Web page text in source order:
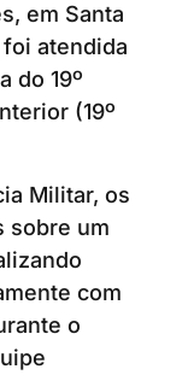
em Santa
foi atendida
do 19º
(19º
Militar, os
sobre um
com
o